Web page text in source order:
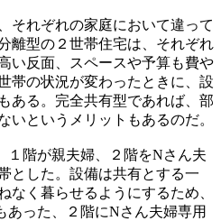
それぞれの家庭において違って
離型の２世帯住宅は、それぞれ
い反面、スペースや予算も費や
帯の状況が変わったときに、設
ある。完全共有型であれば、部
いというメリットもあるのだ。
１階が親夫婦、２階をNさん夫
とした。設備は共有とする一
なく暮らせるようにするため、
あった、２階にNさん夫婦専用